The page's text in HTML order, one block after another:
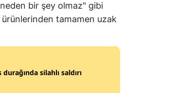
bir şey olmaz" gibi
tamamen uzak
silahlı saldırı